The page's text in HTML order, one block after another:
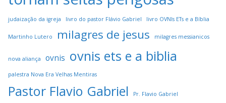
judaização da igreja livro do pastor Flávio Gabriel livro OVNIs ETs e a Bíblia
Martinho Lutero milagres de jesus milagres messianicos
nova aliança ovnis ovnis ets e a biblia
palestra Nova Era Velhas Mentiras
Pastor Flavio Gabriel Pr. Flavio Gabriel